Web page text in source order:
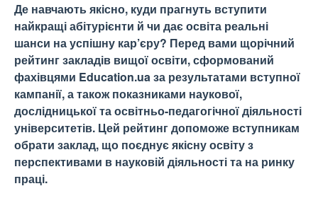
Де навчають якісно, куди прагнуть вступити
найкращі абітурієнти й чи дає освіта реальні
шанси на успішну кар’єру? Перед вами щорічний
рейтинг закладів вищої освіти, сформований
фахівцями Education.ua за результатами вступної
кампанії, а також показниками наукової,
дослідницької та освітньо-педагогічної діяльності
університетів. Цей рейтинг допоможе вступникам
обрати заклад, що поєднує якісну освіту з
перспективами в науковій діяльності та на ринку
праці.